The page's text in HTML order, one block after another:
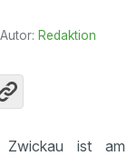
Autor: Redaktion
Zwickau ist am